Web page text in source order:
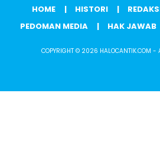
HOME HISTORI
PEDOMAN MEDIA
HAK JAWAB
COPYRIGHT © 2026 HALOCANTIK.COM -